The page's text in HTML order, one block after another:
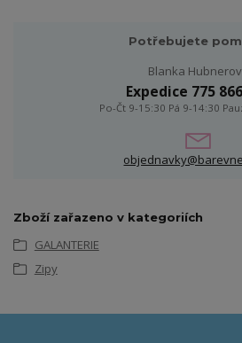
Potřebujete
Blanka
Expedice 775
Po-Čt 9-15:30 Pá 9-14:30
Zboží zařazeno v kategoriích
GALANTERIE
Zipy